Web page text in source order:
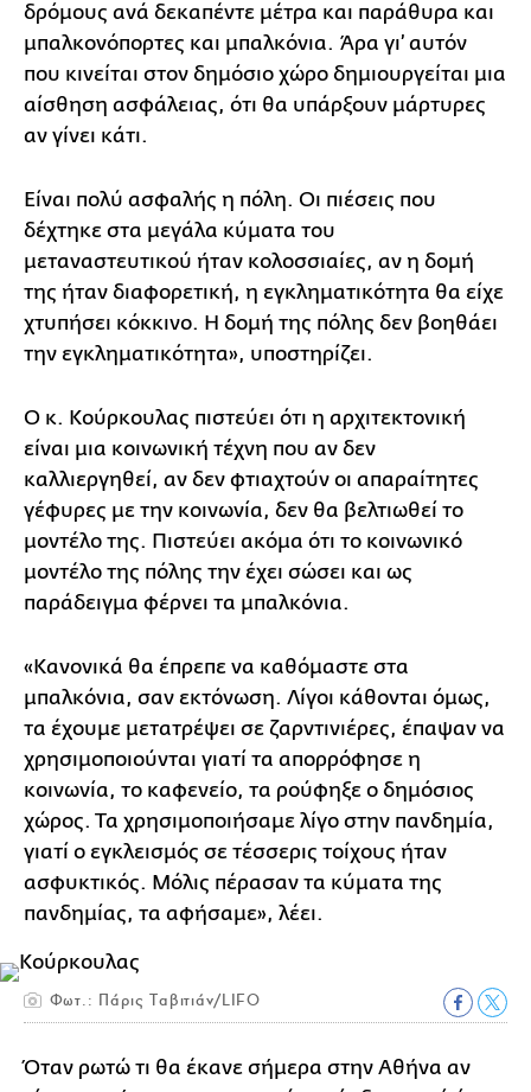
δρόμους ανά δεκαπέντε μέτρα και παράθυρα και
μπαλκονόπορτες και μπαλκόνια. Άρα γι’ αυτόν
που κινείται στον δημόσιο χώρο δημιουργείται μια
αίσθηση ασφάλειας, ότι θα υπάρξουν μάρτυρες
αν γίνει κάτι.
Είναι πολύ ασφαλής η πόλη. Οι πιέσεις που
δέχτηκε στα μεγάλα κύματα του
μεταναστευτικού ήταν κολοσσιαίες, αν η δομή
της ήταν διαφορετική, η εγκληματικότητα θα είχε
χτυπήσει κόκκινο. Η δομή της πόλης δεν βοηθάει
την εγκληματικότητα», υποστηρίζει.
Ο κ. Κούρκουλας πιστεύει ότι η αρχιτεκτονική
είναι μια κοινωνική τέχνη που αν δεν
καλλιεργηθεί, αν δεν φτιαχτούν οι απαραίτητες
γέφυρες με την κοινωνία, δεν θα βελτιωθεί το
μοντέλο της. Πιστεύει ακόμα ότι το κοινωνικό
μοντέλο της πόλης την έχει σώσει και ως
παράδειγμα φέρνει τα μπαλκόνια.
«Κανονικά θα έπρεπε να καθόμαστε στα
μπαλκόνια, σαν εκτόνωση. Λίγοι κάθονται όμως,
τα έχουμε μετατρέψει σε ζαρντινιέρες, έπαψαν να
χρησιμοποιούνται γιατί τα απορρόφησε η
κοινωνία, το καφενείο, τα ρούφηξε ο δημόσιος
χώρος. Τα χρησιμοποιήσαμε λίγο στην πανδημία,
γιατί ο εγκλεισμός σε τέσσερις τοίχους ήταν
ασφυκτικός. Μόλις πέρασαν τα κύματα της
πανδημίας, τα αφήσαμε», λέει.
Φωτ.: Πάρις Ταβιτιάν/LIFO
Όταν ρωτώ τι θα έκανε σήμερα στην Αθήνα αν